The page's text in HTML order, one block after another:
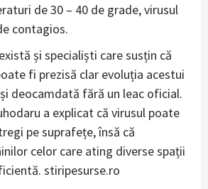
de 30 – 40 de grade, virusul
contagios.
și specialiști care susțin că
fi prezisă clar evoluția acestui
deocamdată fără un leac oficial.
a explicat că virusul poate
pe suprafețe, însă că
celor care ating diverse spații
stiripesurse.ro